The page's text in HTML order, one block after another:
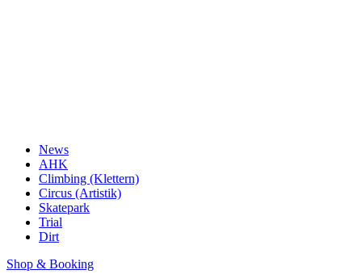
News
AHK
Climbing (Klettern)
Circus (Artistik)
Skatepark
Trial
Dirt
Shop & Booking